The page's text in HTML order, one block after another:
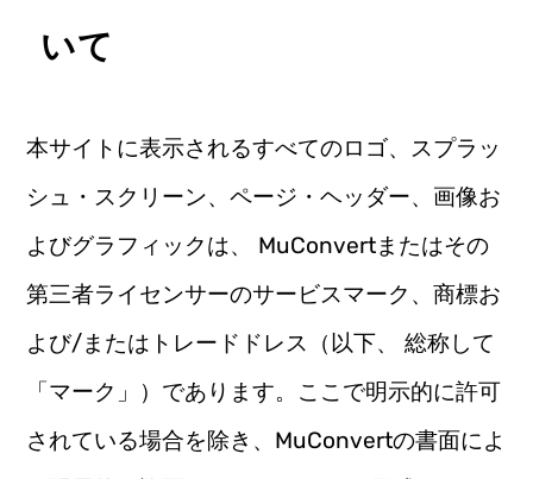
いて
本サイトに表示されるすべてのロゴ、スプラッ
シュ・スクリーン、ページ・ヘッダー、画像お
よびグラフィックは、 MuConvertまたはその
第三者ライセンサーのサービスマーク、商標お
よび/またはトレードドレス（以下、 総称して
「マーク」）であります。ここで明示的に許可
されている場合を除き、MuConvertの書面によ